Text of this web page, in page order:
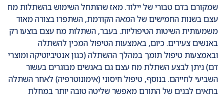
שמקורם בדם טבורי של יילוד. מאז שהותחל השימוש בהשתלות מח
עצם בשנות החמישים של המאה הקודמת, השתפרו בצורה מאוד
משמעותית השיטות הטיפוליות. בעבר, השתלות מח עצם בוצעו רק
באנשים צעירים. כיום, באמצעות הטיפול המכין להשתלה
ובאמצעות טיפול תומך במהלך ההשתלה (כגון אנטיביוטיקה ומוצרי
דם) ניתן לבצע השתלת מח עצם גם באנשים מבוגרים בעשור
השביעי לחייהם. בנוסף, טיפול חיסוני (אימונוטרפיה) לאחר השתלה
בתאים לבנים של התורם מאפשר שליטה טובה יותר במחלת